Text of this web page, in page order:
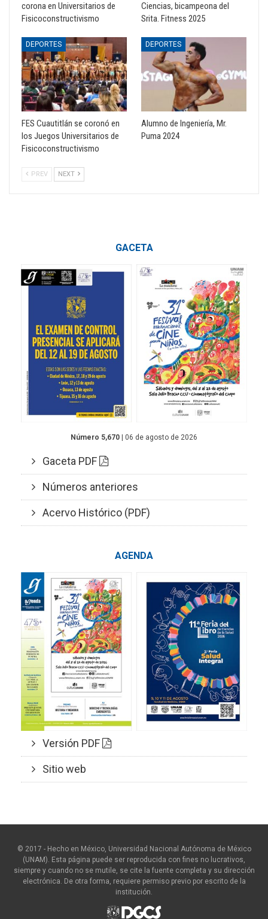
corona en Universitarios de
Fisicoconstructivismo
Ciencias, bicampeona del
Srita. Fitness 2025
DEPORTES
FES Cuautitlán se coronó en
los Juegos Universitarios de
Fisicoconstructivismo
DEPORTES
Alumno de Ingeniería, Mr.
Puma 2024
PREV NEXT
GACETA
Número 5,670 | 06 de agosto de 2026
Gaceta PDF
Números anteriores
Acervo Histórico (PDF)
AGENDA
Versión PDF
Sitio web
© 2017 - Hecho en México, Universidad Nacional Autónoma de México
(UNAM). Esta página puede ser reproducida con fines no lucrativos,
siempre y cuando no se mutile, se cite la fuente completa y su dirección
electrónica. De otra forma, requiere permiso previo por escrito de la
institución.